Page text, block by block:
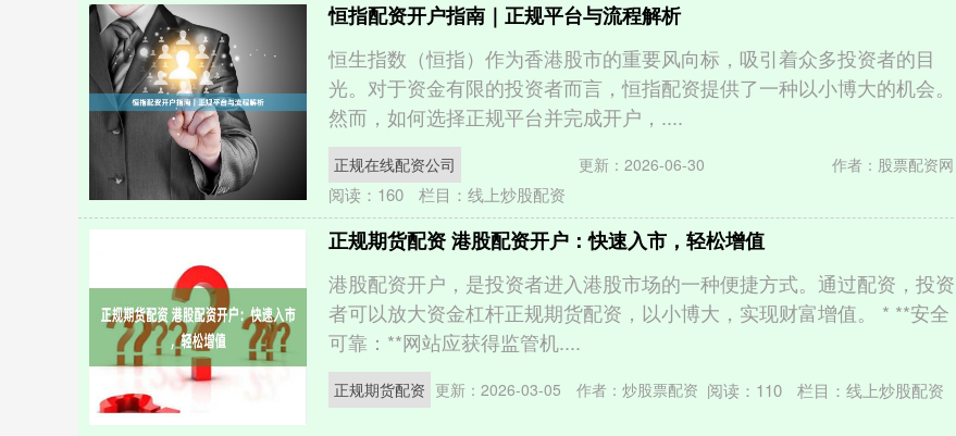
恒指配资开户指南｜正规平台与流程解析
恒生指数（恒指）作为香港股市的重要风向标，吸引着众多投资者的目
光。对于资金有限的投资者而言，恒指配资提供了一种以小博大的机会。
然而，如何选择正规平台并完成开户，....
正规在线配资公司 更新：2026-06-30 作者：股票配资网
阅读： 160 栏目： 线上炒股配资
正规期货配资 港股配资开户：快速入市，轻松增值
港股配资开户，是投资者进入港股市场的一种便捷方式。通过配资，投资
者可以放大资金杠杆正规期货配资，以小博大，实现财富增值。 * **安全
可靠：**网站应获得监管机....
正规期货配资 更新：2026-03-05 作者：炒股票配资 阅读： 110 栏目：线上炒股配资